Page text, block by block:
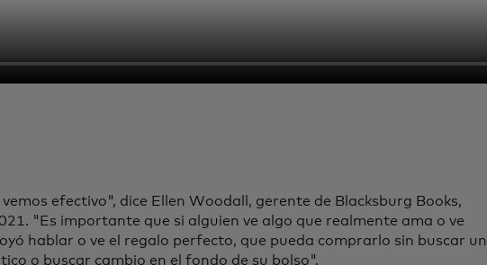
vemos efectivo", dice Ellen Woodall, gerente de Blacksburg Books,
"Es importante que si alguien ve algo que realmente ama o ve
hablar o ve el regalo perfecto, que pueda comprarlo sin buscar un
o buscar cambio en el fondo de su bolso".